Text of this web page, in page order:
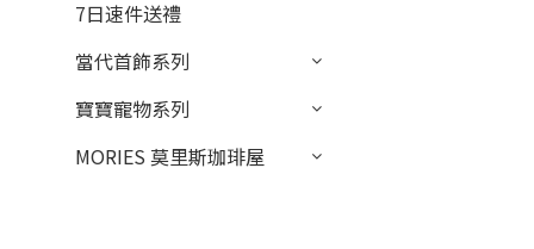
7日速件送禮
當代首飾系列
寶寶寵物系列
MORIES 莫里斯珈琲屋